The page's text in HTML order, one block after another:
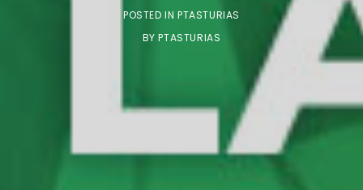
POSTED IN PTASTURIAS
BYPTASTURIAS